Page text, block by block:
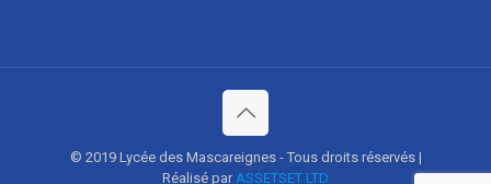
© 2019 Lycée des Mascareignes - Tous droits réservés |
Réalisé par ASSETSET LTD